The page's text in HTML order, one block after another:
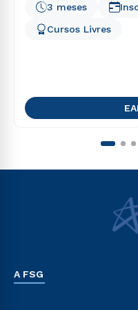
3 meses
Cursos Livres
A FSG